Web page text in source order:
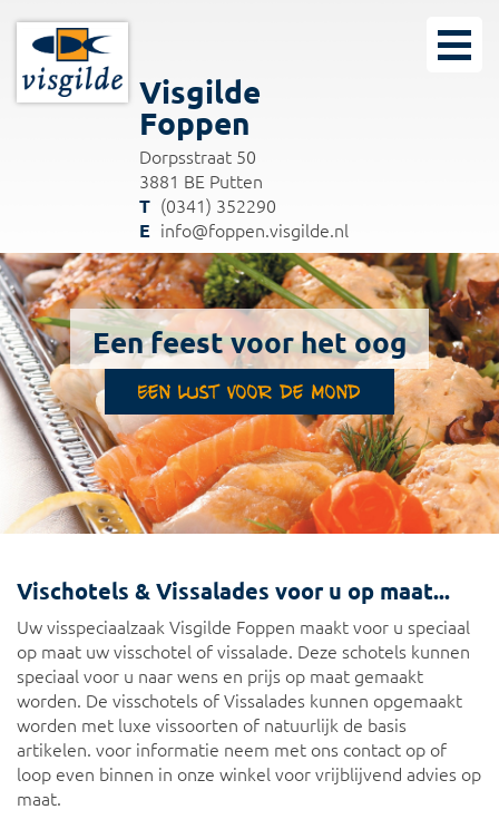
Visgilde
Foppen
Dorpsstraat 50
3881 BE Putten
(0341) 352290
info@foppen.visgilde.nl
Een feest voor het oog
Een lust voor de mond
Vischotels & Vissalades voor u op maat...
Uw visspeciaalzaak Visgilde Foppen maakt voor u speciaal
op maat uw visschotel of vissalade. Deze schotels kunnen
speciaal voor u naar wens en prijs op maat gemaakt
worden. De visschotels of Vissalades kunnen opgemaakt
worden met luxe vissoorten of natuurlijk de basis
artikelen. voor informatie neem met ons contact op of
loop even binnen in onze winkel voor vrijblijvend advies op
maat.